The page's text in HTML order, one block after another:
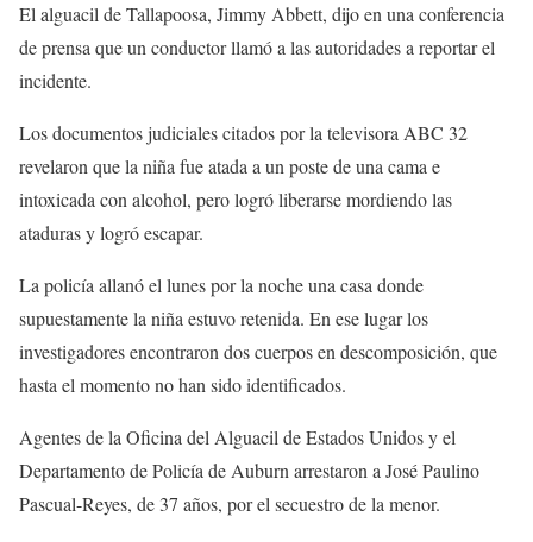
El alguacil de Tallapoosa, Jimmy Abbett, dijo en una conferencia
de prensa que un conductor llamó a las autoridades a reportar el
incidente.
Los documentos judiciales citados por la televisora ABC 32
revelaron que la niña fue atada a un poste de una cama e
intoxicada con alcohol, pero logró liberarse mordiendo las
ataduras y logró escapar.
La policía allanó el lunes por la noche una casa donde
supuestamente la niña estuvo retenida. En ese lugar los
investigadores encontraron dos cuerpos en descomposición, que
hasta el momento no han sido identificados.
Agentes de la Oficina del Alguacil de Estados Unidos y el
Departamento de Policía de Auburn arrestaron a José Paulino
Pascual-Reyes, de 37 años, por el secuestro de la menor.